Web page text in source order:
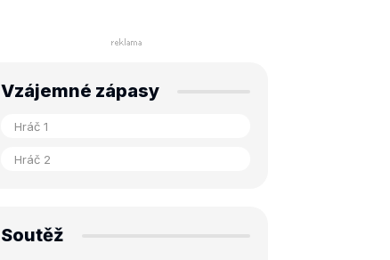
Vzájemné zápasy
Soutěž